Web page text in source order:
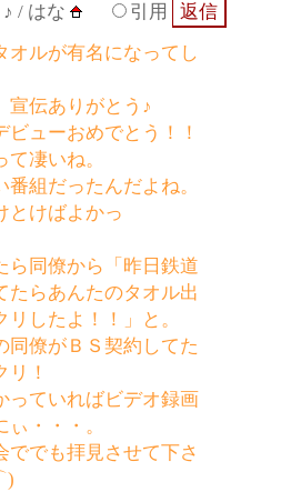
/ はな
引用
オルが有名になってし
宣伝ありがとう♪
ビューおめでとう！！
て凄いね。
番組だったんだよね。
とけばよかっ
ら同僚から「昨日鉄道
たらあんたのタオル出
リしたよ！！」と。
同僚がＢＳ契約してた
リ！
っていればビデオ録画
・・・。
ででも拝見させて下さ